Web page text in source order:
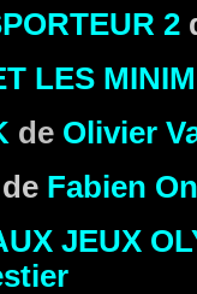
2
LES
de Olivier
de Fabien
JEUX